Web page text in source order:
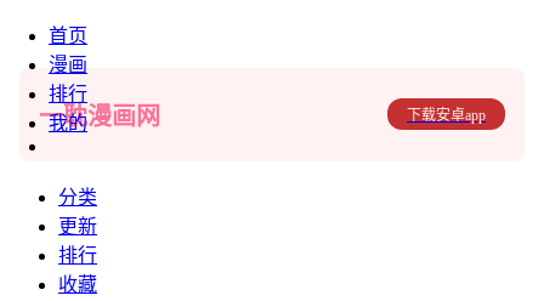
首页
漫画
排行
我的
一耽漫画网 下载安卓app
分类
更新
排行
收藏